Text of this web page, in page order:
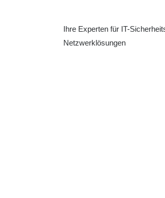
Ihre Experten für IT-
Netzwerklösungen